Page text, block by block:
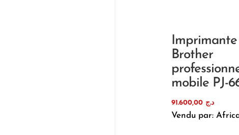
Imprimante
Brother
mobile PJ-
د.ج 91.600,00
Vendu par: